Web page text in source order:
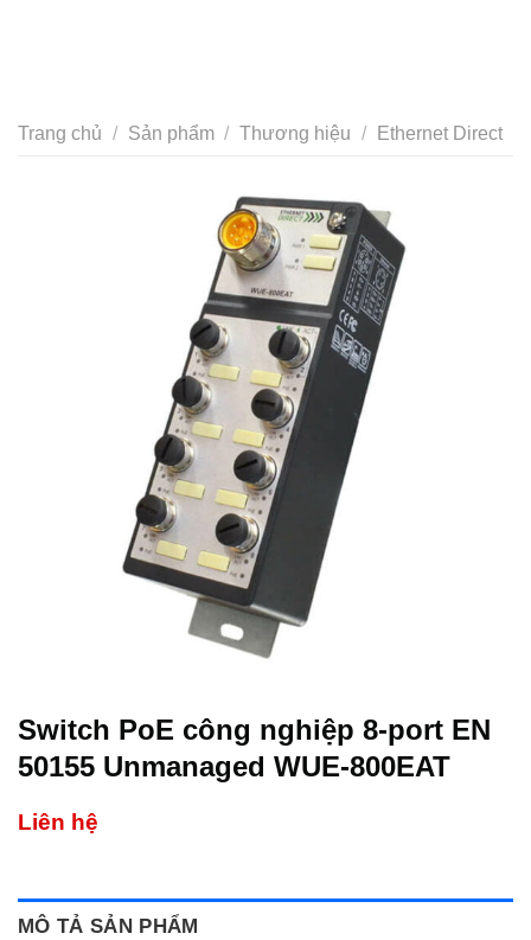
Trang chủ / Sản phẩm / Thương hiệu / Ethernet Direct
Switch PoE công nghiệp 8-port EN
50155 Unmanaged WUE-800EAT
Liên hệ
MÔ TẢ SẢN PHẨM